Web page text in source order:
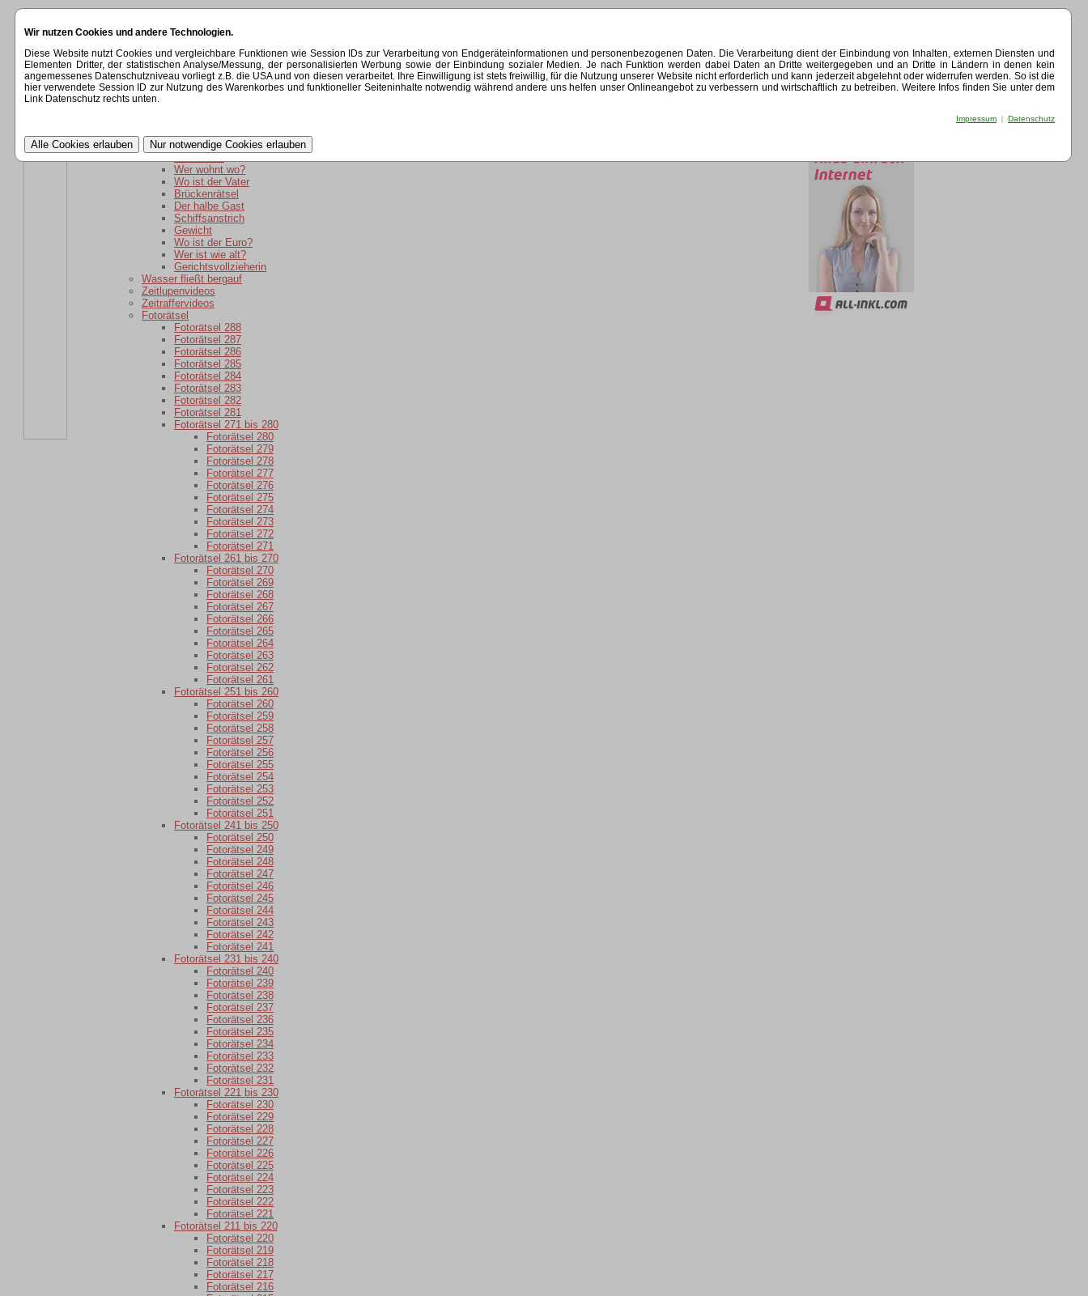
Wir nutzen Cookies und andere Technologien.
Diese Website nutzt Cookies und vergleichbare Funktionen wie Session IDs zur Verarbeitung von Endgeräteinformationen und personenbezogenen Daten. Die Verarbeitung dient der Einbindung von Inhalten, externen Diensten und
Elementen Dritter, der statistischen Analyse/Messung, der personalisierten Werbung sowie der Einbindung sozialer Medien. Je nach Funktion werden dabei Daten an Dritte weitergegeben und an Dritte in Ländern in denen kein
angemessenes Datenschutzniveau vorliegt z.B. die USA und von diesen verarbeitet. Ihre Einwilligung ist stets freiwillig, für die Nutzung unserer Website nicht erforderlich und kann jederzeit abgelehnt oder widerrufen werden. So ist die
hier verwendete Session ID zur Nutzung des Warenkorbes und funktioneller Seiteninhalte notwendig während andere uns helfen unser Onlineangebot zu verbessern und wirtschaftlich zu betreiben. Weitere Infos finden Sie unter dem
Link Datenschutz rechts unten.
Impressum | Datenschutz
Kategorien
Rätsel
Rätsel für daheim gebliebene
Wer ist wie alt?
wer ist weiter weg?
kaputte Sicherung
Kartoffelsackrätsel
Wer wohnt wo?
Wo ist der Vater
Brückenrätsel
Der halbe Gast
Schiffsanstrich
Gewicht
Wo ist der Euro?
Wer ist wie alt?
Gerichtsvollzieherin
Wasser fließt bergauf
Zeitlupenvideos
Zeitraffervideos
Fotorätsel
Fotorätsel 288
Fotorätsel 287
Fotorätsel 286
Fotorätsel 285
Fotorätsel 284
Fotorätsel 283
Fotorätsel 282
Fotorätsel 281
Fotorätsel 271 bis 280
Fotorätsel 280
Fotorätsel 279
Fotorätsel 278
Fotorätsel 277
Fotorätsel 276
Fotorätsel 275
Fotorätsel 274
Fotorätsel 273
Fotorätsel 272
Fotorätsel 271
Fotorätsel 261 bis 270
Fotorätsel 270
Fotorätsel 269
Fotorätsel 268
Fotorätsel 267
Fotorätsel 266
Fotorätsel 265
Fotorätsel 264
Fotorätsel 263
Fotorätsel 262
Fotorätsel 261
Fotorätsel 251 bis 260
Fotorätsel 260
Fotorätsel 259
Fotorätsel 258
Fotorätsel 257
Fotorätsel 256
Fotorätsel 255
Fotorätsel 254
Fotorätsel 253
Fotorätsel 252
Fotorätsel 251
Fotorätsel 241 bis 250
Fotorätsel 250
Fotorätsel 249
Fotorätsel 248
Fotorätsel 247
Fotorätsel 246
Fotorätsel 245
Fotorätsel 244
Fotorätsel 243
Fotorätsel 242
Fotorätsel 241
Fotorätsel 231 bis 240
Fotorätsel 240
Fotorätsel 239
Fotorätsel 238
Fotorätsel 237
Fotorätsel 236
Fotorätsel 235
Fotorätsel 234
Fotorätsel 233
Fotorätsel 232
Fotorätsel 231
Fotorätsel 221 bis 230
Fotorätsel 230
Fotorätsel 229
Fotorätsel 228
Fotorätsel 227
Fotorätsel 226
Fotorätsel 225
Fotorätsel 224
Fotorätsel 223
Fotorätsel 222
Fotorätsel 221
Fotorätsel 211 bis 220
Fotorätsel 220
Fotorätsel 219
Fotorätsel 218
Fotorätsel 217
Fotorätsel 216